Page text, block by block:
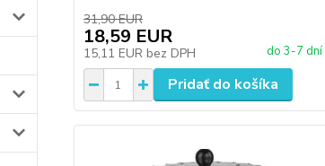
31,90 EUR
18,59 EUR
15,11 EUR bez DPH do 3-7 dní
Pridať do košíka